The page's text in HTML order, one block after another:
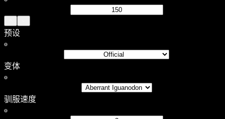
预设
变体
驯服速度